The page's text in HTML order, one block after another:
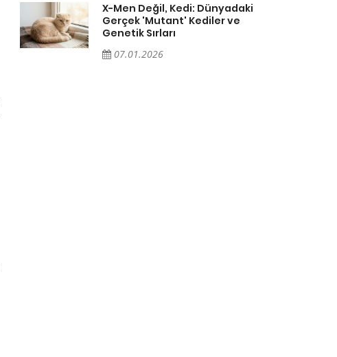
X-Men Değil, Kedi: Dünyadaki
Gerçek 'Mutant' Kediler ve
Genetik Sırları
07.01.2026